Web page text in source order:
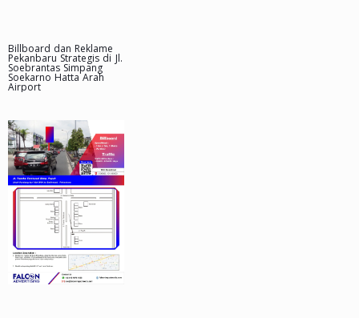
Billboard dan Reklame
Pekanbaru Strategis di Jl.
Soebrantas Simpang
Soekarno Hatta Arah
Airport